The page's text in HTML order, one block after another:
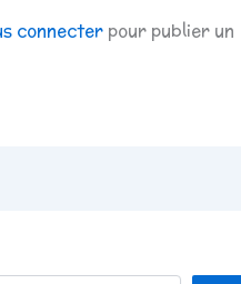
connecter pour publier un